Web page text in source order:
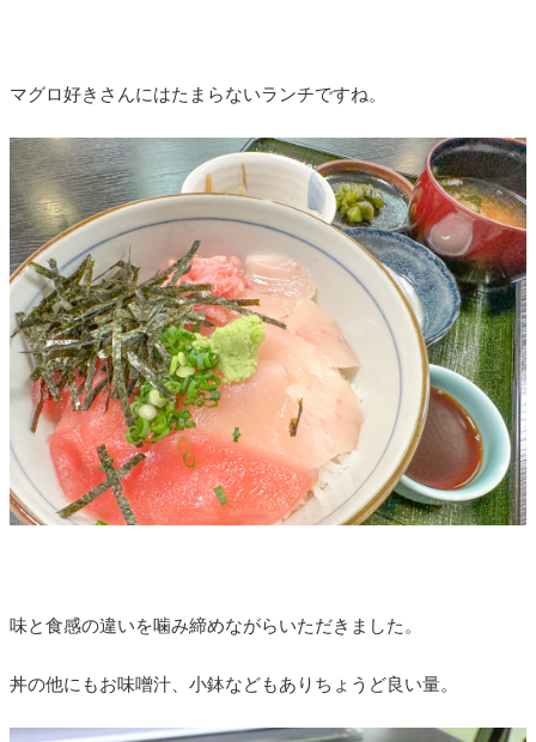
マグロ好きさんにはたまらないランチですね。
味と食感の違いを噛み締めながらいただきました。
丼の他にもお味噌汁、小鉢などもありちょうど良い量。